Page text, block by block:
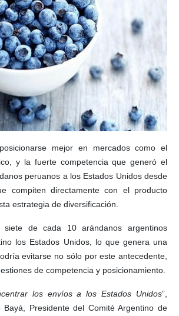
mejor en mercados como el
y la fuerte competencia que generó el
peruanos a los Estados Unidos desde
compiten directamente con el producto
estrategia de diversificación.
de cada 10 arándanos argentinos
los Estados Unidos, lo que genera una
evitarse no sólo por este antecedente,
de competencia y posicionamiento.
los envíos a los Estados Unidos”,
Bayá, Presidente del Comité Argentino de